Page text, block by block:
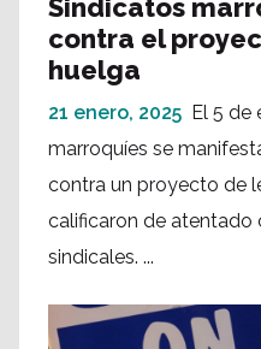
Sindicatos
contra el
huelga
21 enero, 2025 El 5 de
marroquíes se
contra un proyecto de
calificaron de atentado
sindicales. ...